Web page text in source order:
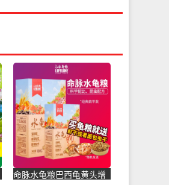
命脉水龟粮巴西龟黄头增